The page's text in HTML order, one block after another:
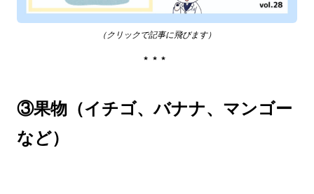
（クリックで記事に飛びます）
***
③果物（イチゴ、バナナ、マンゴー
など）